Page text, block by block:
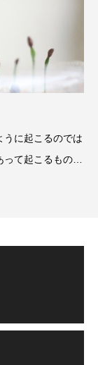
うに起こるのでは
て起こるもので